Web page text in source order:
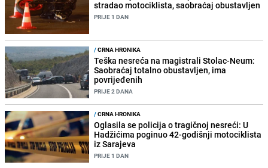
stradao motociklista, saobraćaj obustavljen
PRIJE 1 DAN
/CRNA HRONIKA
Teška nesreća na magistrali Stolac-Neum:
Saobraćaj totalno obustavljen, ima
povrijeđenih
PRIJE 2 DANA
/CRNA HRONIKA
Oglasila se policija o tragičnoj nesreći: U
Hadžićima poginuo 42-godišnji motociklista
iz Sarajeva
PRIJE 1 DAN